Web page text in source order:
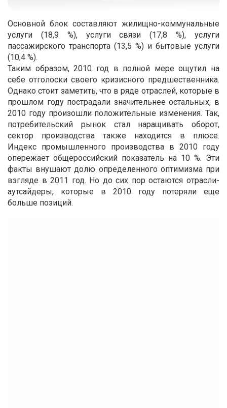
Основной блок составляют жилищно-коммунальные
услуги (18,9 %), услуги связи (17,8 %), услуги
пассажирского транспорта (13,5 %) и бытовые услуги
(10,4 %).
Таким образом, 2010 год в полной мере ощутил на
себе отголоски своего кризисного предшественника.
Однако стоит заметить, что в ряде отраслей, которые в
прошлом году пострадали значительнее остальных, в
2010 году произошли положительные изменения. Так,
потребительский рынок стал наращивать оборот,
сектор производства также находится в плюсе.
Индекс промышленного производства в 2010 году
опережает общероссийский показатель на 10 %. Эти
факты внушают долю определенного оптимизма при
взгляде в 2011 год. Но до сих пор остаются отрасли-
аутсайдеры, которые в 2010 году потеряли еще
больше позиций.